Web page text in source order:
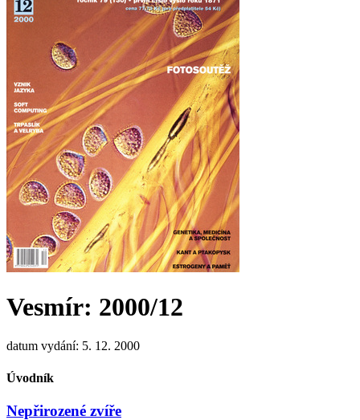
Vesmír: 2000/12
datum vydání: 5. 12. 2000
Úvodník
Nepřirozené zvíře